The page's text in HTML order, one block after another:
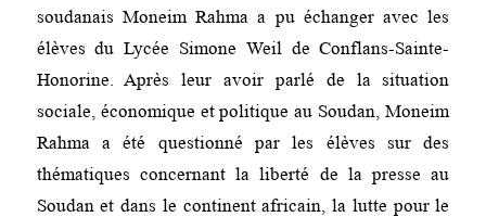
soudanais Moneim Rahma a pu échanger avec les
élèves du Lycée Simone Weil de Conflans-Sainte-
Honorine. Après leur avoir parlé de la situation
sociale, économique et politique au Soudan, Moneim
Rahma a été questionné par les élèves sur des
thématiques concernant la liberté de la presse au
Soudan et dans le continent africain, la lutte pour le